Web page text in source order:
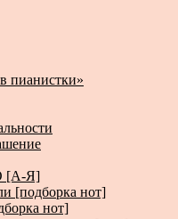
статьи…
пианистки»
[А-Я]
[подборка нот]
нот]